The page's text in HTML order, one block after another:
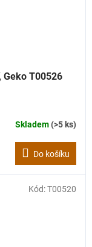
Geko T00526
Skladem(>5 ks)
Do košíku
Kód:T00520